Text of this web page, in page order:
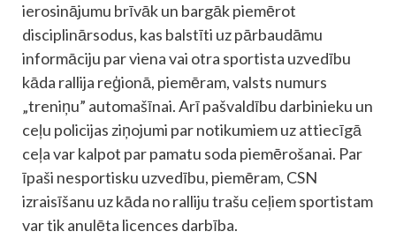
ierosinājumu brīvāk un bargāk piemērot
disciplinārsodus, kas balstīti uz pārbaudāmu
informāciju par viena vai otra sportista uzvedību
kāda rallija reģionā, piemēram, valsts numurs
„treniņu” automašīnai. Arī pašvaldību darbinieku un
ceļu policijas ziņojumi par notikumiem uz attiecīgā
ceļa var kalpot par pamatu soda piemērošanai. Par
īpaši nesportisku uzvedību, piemēram, CSN
izraisīšanu uz kāda no ralliju trašu ceļiem sportistam
var tik anulēta licences darbība.